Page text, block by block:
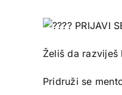
PRIJAVI
Želiš da
Pridruži se